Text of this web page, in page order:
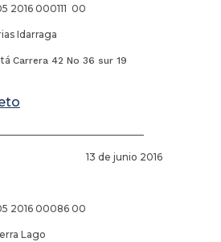
2016 000111 00
Idarraga
Carrera 42 No 36 sur 19
2016
2016 00086 00
Lago